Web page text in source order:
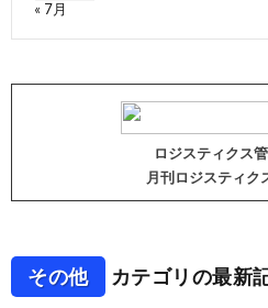
« 7月
ロジスティクス
月刊ロジスティク
その他 カテゴリの最新